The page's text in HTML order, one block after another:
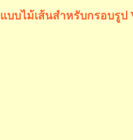
แบบไม้เส้นสำหรับกรอบรูป